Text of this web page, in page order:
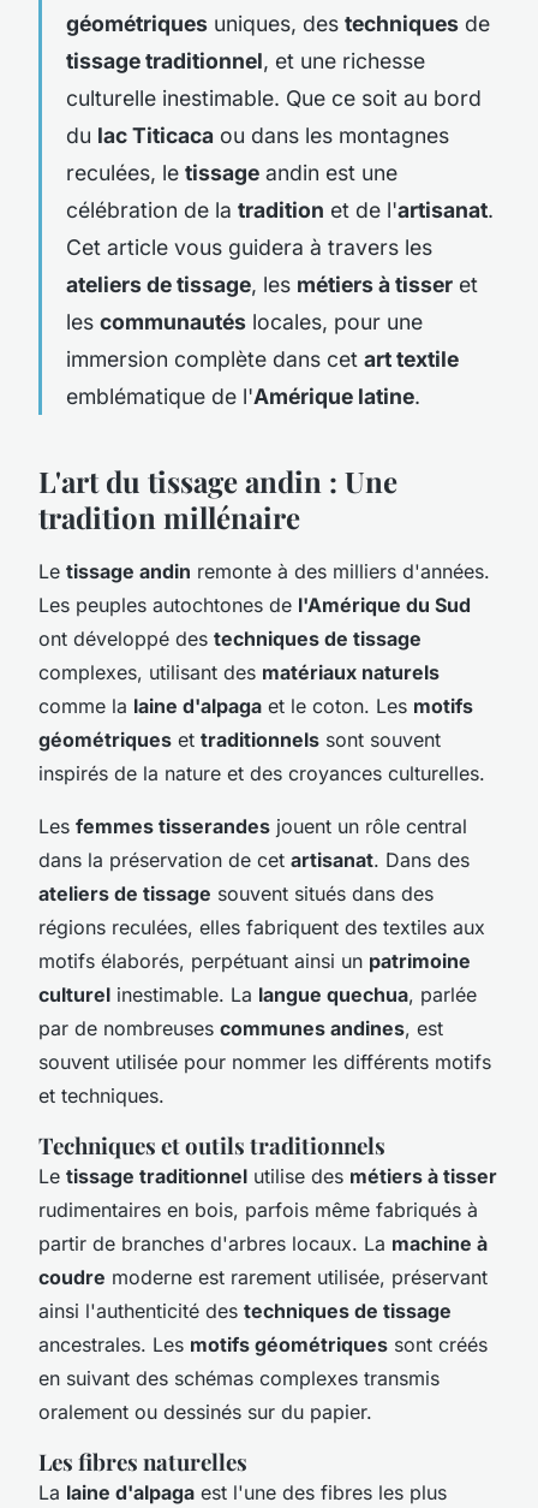
géométriques uniques, des techniques de
tissage traditionnel, et une richesse
culturelle inestimable. Que ce soit au bord
du lac Titicaca ou dans les montagnes
reculées, le tissage andin est une
célébration de la tradition et de l'artisanat.
Cet article vous guidera à travers les
ateliers de tissage, les métiers à tisser et
les communautés locales, pour une
immersion complète dans cet art textile
emblématique de l'Amérique latine.
L'art du tissage andin : Une
tradition millénaire
Le tissage andin remonte à des milliers d'années.
Les peuples autochtones de l'Amérique du Sud
ont développé des techniques de tissage
complexes, utilisant des matériaux naturels
comme la laine d'alpaga et le coton. Les motifs
géométriques et traditionnels sont souvent
inspirés de la nature et des croyances culturelles.
Les femmes tisserandes jouent un rôle central
dans la préservation de cet artisanat. Dans des
ateliers de tissage souvent situés dans des
régions reculées, elles fabriquent des textiles aux
motifs élaborés, perpétuant ainsi un patrimoine
culturel inestimable. La langue quechua, parlée
par de nombreuses communes andines, est
souvent utilisée pour nommer les différents motifs
et techniques.
Techniques et outils traditionnels
Le tissage traditionnel utilise des métiers à tisser
rudimentaires en bois, parfois même fabriqués à
partir de branches d'arbres locaux. La machine à
coudre moderne est rarement utilisée, préservant
ainsi l'authenticité des techniques de tissage
ancestrales. Les motifs géométriques sont créés
en suivant des schémas complexes transmis
oralement ou dessinés sur du papier.
Les fibres naturelles
La laine d'alpaga est l'une des fibres les plus